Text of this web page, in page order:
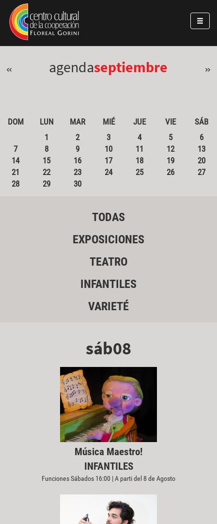
Pasar al contenido principal
Jump to main content
« agendaseptiembre »
DOM LUN MAR MIÉ JUE VIE
SÁB
1
2 3 4 5
6
7
8 9 10 11 12
13
14
15 16 17 18 19
20
21
22 23 24 25 26
27
28
29 30
TODAS
EXPOSICIONES
TEATRO
INFANTILES
VARIETÉ
sáb08
Música Maestro!
INFANTILES
Funciones Sábados 16:00 | A parti del 8 de Agosto